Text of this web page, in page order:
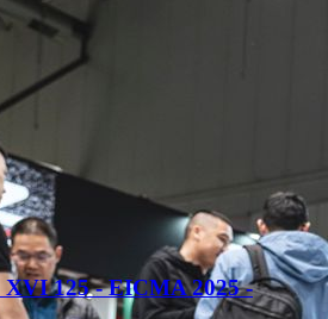
XVI 125 - EICMA 2025 -